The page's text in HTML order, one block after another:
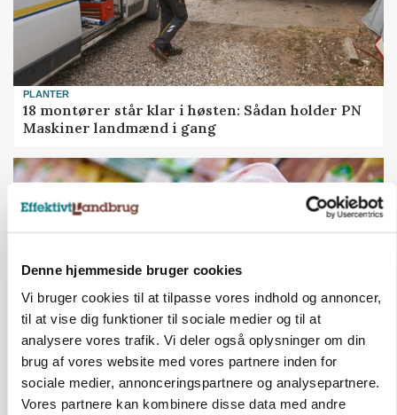
Denne hjemmeside bruger cookies
Vi bruger cookies til at tilpasse vores indhold og annoncer,
til at vise dig funktioner til sociale medier og til at
analysere vores trafik. Vi deler også oplysninger om din
brug af vores website med vores partnere inden for
sociale medier, annonceringspartnere og analysepartnere.
Vores partnere kan kombinere disse data med andre
PLANTER
18 montører står klar i høsten: Sådan holder PN
Maskiner landmænd i gang
Prisgab på 20 kroner pr. kg vokser: Polsk kylling
presser markedet